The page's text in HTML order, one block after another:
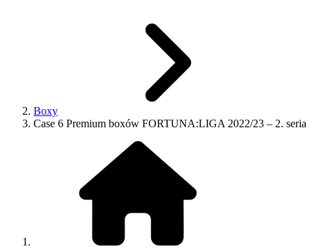
Boxy
Case 6 Premium boxów FORTUNA:LIGA 2022/23 – 2. seria